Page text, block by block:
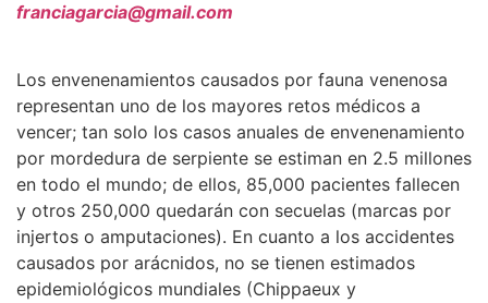
franciagarcia@gmail.com
Los envenenamientos causados por fauna venenosa
representan uno de los mayores retos médicos a
vencer; tan solo los casos anuales de envenenamiento
por mordedura de serpiente se estiman en 2.5 millones
en todo el mundo; de ellos, 85,000 pacientes fallecen
y otros 250,000 quedarán con secuelas (marcas por
injertos o amputaciones). En cuanto a los accidentes
causados por arácnidos, no se tienen estimados
epidemiológicos mundiales (Chippaeux y